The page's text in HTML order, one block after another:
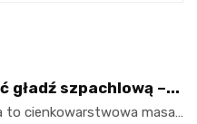
gładź szpachlową –...
to cienkowarstwowa masa…